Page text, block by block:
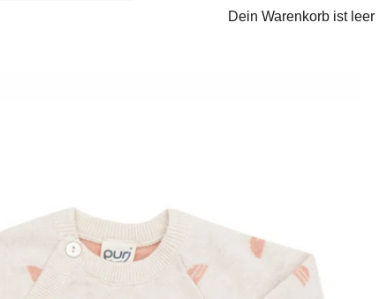
Dein Warenkorb ist leer